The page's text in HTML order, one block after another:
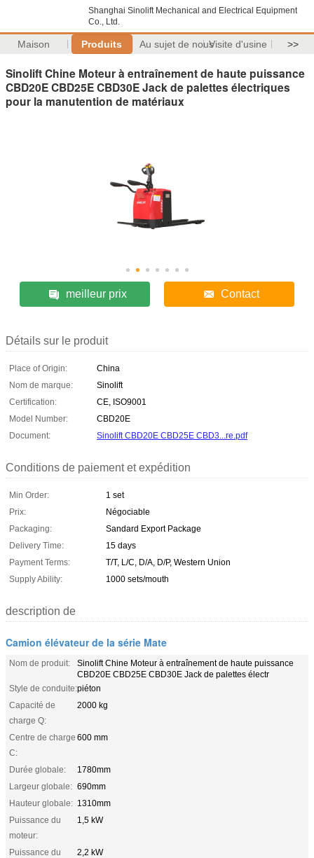
Shanghai Sinolift Mechanical and Electrical Equipment
Co., Ltd.
Maison Produits Au sujet de nousVisite d'usine >>
Sinolift Chine Moteur à entraînement de haute puissance
CBD20E CBD25E CBD30E Jack de palettes électriques
pour la manutention de matériaux
meilleur prix Contact
Détails sur le produit
Place of Origin:
China
Nom de marque:
Sinolift
Certification:
CE, ISO9001
Model Number:
CBD20E
Document:
Sinolift CBD20E CBD25E CBD3...re.pdf
Conditions de paiement et expédition
Min Order:
1 set
Prix:
Négociable
Packaging:
Sandard Export Package
Delivery Time:
15 days
Payment Terms:
T/T, L/C, D/A, D/P, Western Union
Supply Ability:
1000 sets/mouth
description de
Camion élévateur de la série Mate
Nom de produit:
Sinolift Chine Moteur à entraînement de haute puissance
CBD20E CBD25E CBD30E Jack de palettes électr
Style de conduite:piéton
Capacité de
charge Q:
2000 kg
Centre de charge
C:
600 mm
Durée globale:
1780mm
Largeur globale: 690mm
Hauteur globale: 1310mm
Puissance du
moteur:
1,5 kW
Puissance du
2,2 kW